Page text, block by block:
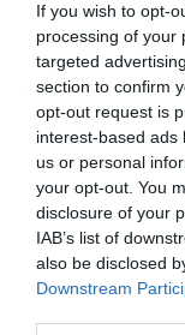
If you wish to opt-
processing of your
targeted
section to confirm
opt-out request is
interest-based ads
us or personal
your opt-out. You
disclosure of your
IAB’s list of
also be disclosed
Downstream
Je viens de
déployé depuis le
impressionnant
Il faut aimer les
avoir vraiment le
réfléchir ;-).
Par contre,
douloureux… 😉